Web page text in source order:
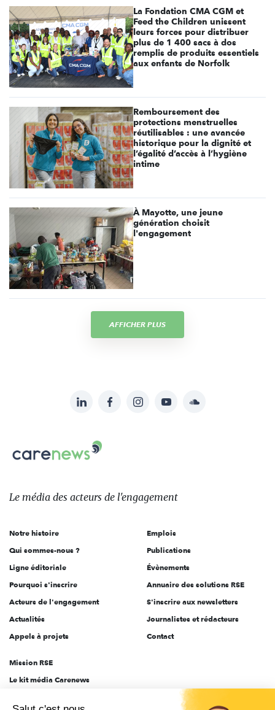
La Fondation CMA CGM et
Feed the Children unissent
leurs forces pour distribuer
plus de 1 400 sacs à dos
remplis de produits essentiels
aux enfants de Norfolk
Remboursement des
protections menstruelles
réutilisables : une avancée
historique pour la dignité et
l’égalité d’accès à l’hygiène
intime
À Mayotte, une jeune
génération choisit
l'engagement
AFFICHER PLUS
sur:
LinkedInFacebookInstagramYouTubeSoundcloud
Le
des
l'engagement
Le média des acteurs de l'engagement
Notre histoire
Qui sommes-nous ?
Ligne éditoriale
Pourquoi s'inscrire
Acteurs de l'engagement
Actualités
Appels à projets
Emplois
Publications
Évènements
Annuaire des solutions RSE
S'inscrire aux newsletters
Journalistes et rédacteurs
Contact
Mission RSE
Le kit média Carenews